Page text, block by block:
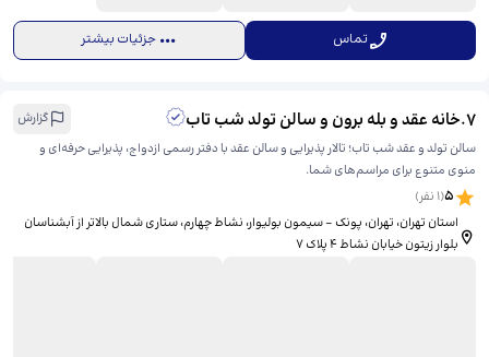
تماس جزئیات بیشتر
7
.خانه عقد و بله برون و سالن تولد شب تاب
گزارش
سالن تولد و عقد شب تاب؛ تالار پذیرایی و سالن عقد با دفتر رسمی ازدواج، پذیرایی حرفه‌ای و
منوی متنوع برای مراسم‌های شما.
5
(
1 نفر)
استان تهران، تهران، پونک - سیمون بولیوار، نشاط چهارم، ​ستاری شمال بالاتر از آبشناسان
بلوار زیتون خیابان نشاط ۴ پلاک ۷